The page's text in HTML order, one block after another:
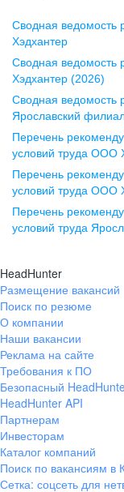
Воронеж
ул.
офис 1212
+7 473 280-05-05
pr@vrn.hh.ru
ул. Спартаковская,
помещение 15
+7 843 212-12-50
Екатеринбург
ул. Боевых Дружин,
+7 343 226-79-99
pr@ural.hh.ru
ул. Янковского, д.
706 каб.
+7 861 205-55-57
Сводная ведомость
Хэдхантер
Сводная ведомость
Хэдхантер (2026)
Сводная ведомость
Ярославский
Перечень
условий труда ООО
Перечень
условий труда ООО
Перечень
условий труда
HeadHunter
Размещение вакансий
Поиск по резюме
О компании
Наши вакансии
Реклама на сайте
Требования к ПО
Безопасный
HeadHunter API
Партнерам
Инвесторам
Каталог компаний
Поиск по вакансиям в
Сетка: соцсеть для